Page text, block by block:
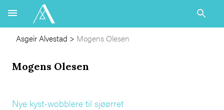
Asgeir Alvestad > Mogens Olesen
Mogens Olesen
Nye kyst-wobblere til sjøørret